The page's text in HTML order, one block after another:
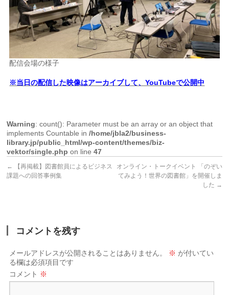
配信会場の様子
※当日の配信した映像はアーカイブして、YouTubeで公開中
Warning: count(): Parameter must be an array or an object that
implements Countable in/home/jbla2/business-
library.jp/public_html/wp-content/themes/biz-
vektor/single.php on line47
←
【再掲載】図書館員によるビジネス
課題への回答事例集
オンライン・トークイベント 「のぞい
てみよう！世界の図書館」を開催しま
した →
コメントを残す
メールアドレスが公開されることはありません。 ※ が付いてい
る欄は必須項目です
コメント ※